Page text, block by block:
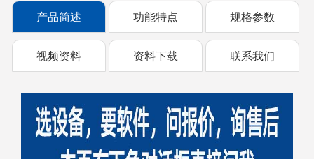
产品简述 功能特点 规格参数
视频资料 资料下载 联系我们